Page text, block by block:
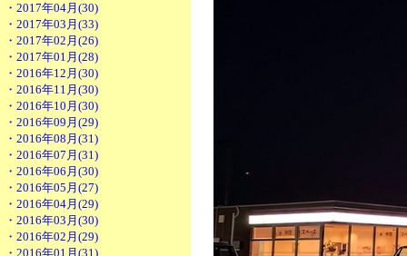
・2017年04月(30)
・2017年03月(33)
・2017年02月(26)
・2017年01月(28)
・2016年12月(30)
・2016年11月(30)
・2016年10月(30)
・2016年09月(29)
・2016年08月(31)
・2016年07月(31)
・2016年06月(30)
・2016年05月(27)
・2016年04月(29)
・2016年03月(30)
・2016年02月(29)
・2016年01月(31)